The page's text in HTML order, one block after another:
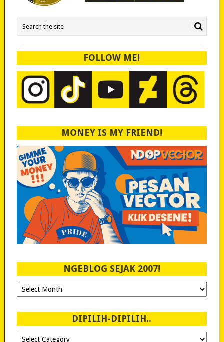
FOLLOW ME!
MONEY IS MY FRIEND!
NGEBLOG SEJAK 2007!
Ngeblog
Sejak
DIPILIH-DIPILIH..
Dipilih-